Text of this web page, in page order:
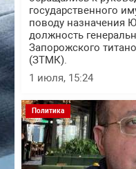
государственного
поводу назначения
должность
Запорожского
(ЗТМК).
1 июля, 15:24
Политика